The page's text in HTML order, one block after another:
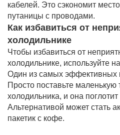
кабелей. Это сэкономит
путаницы с проводами.
Как избавиться от
холодильнике
Чтобы избавиться от
холодильнике, используйте
Один из самых эффективных
Просто поставьте маленькую
холодильника, и она
Альтернативой может стать
пакетик с кофе.